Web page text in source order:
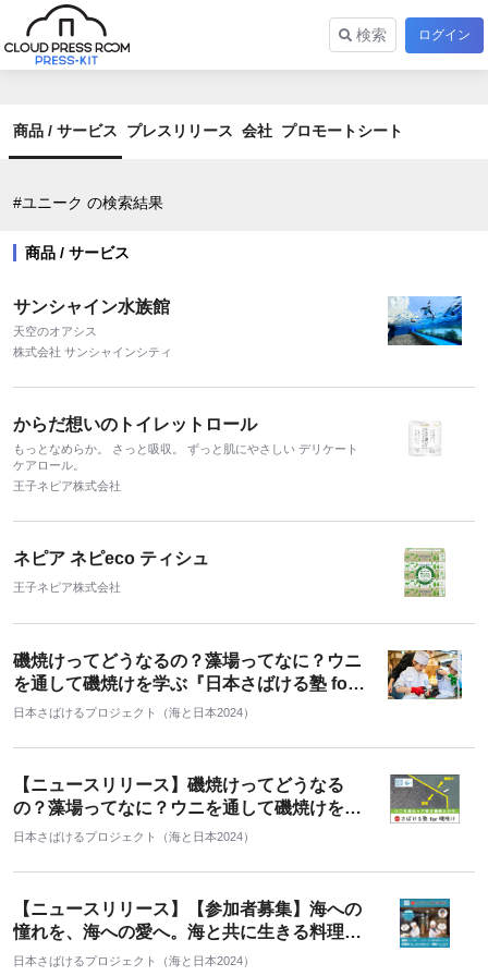
検索 ログイン
商品 / サービス プレスリリース 会社 プロモートシート
#ユニーク の検索結果
商品 / サービス
サンシャイン水族館
天空のオアシス
株式会社 サンシャインシティ
からだ想いのトイレットロール
もっとなめらか。 さっと吸収。 ずっと肌にやさしい デリケート
ケアロール。
王子ネピア株式会社
ネピア ネピeco ティシュ
王子ネピア株式会社
磯焼けってどうなるの？藻場ってなに？ウニ
を通して磯焼けを学ぶ『日本さばける塾 for
磯焼け』を開催しました！
日本さばけるプロジェクト（海と日本2024）
【ニュースリリース】磯焼けってどうなる
の？藻場ってなに？ウニを通して磯焼けを学
ぶ 「日本さばける塾 for 磯焼け」開催決定！
日本さばけるプロジェクト（海と日本2024）
【ニュースリリース】【参加者募集】海への
憧れを、海への愛へ。海と共に生きる料理人
になる一日。 「日本さばける塾 withよいど
日本さばけるプロジェクト（海と日本2024）